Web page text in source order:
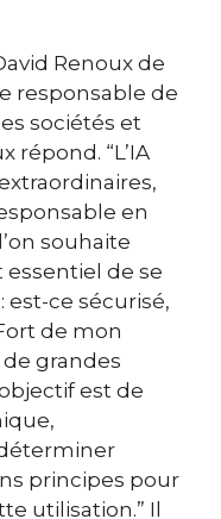
Renoux de
responsable de
sociétés et
répond. “L’IA
en
souhaite
de se
est-ce sécurisé,
de mon
grandes
est de
principes pour
utilisation.” Il